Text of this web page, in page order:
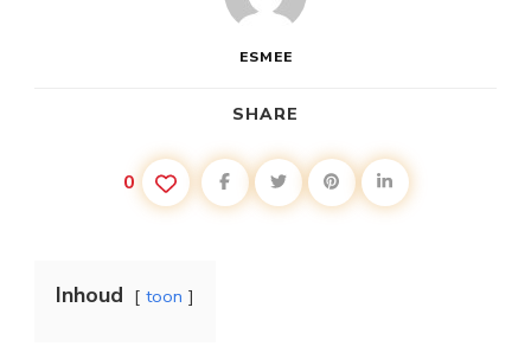
ESMEE
SHARE
0
Inhoud toon